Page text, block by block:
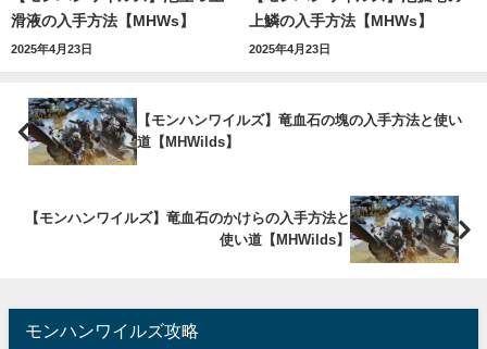
滑液の入手方法【MHWs】
2025年4月23日
上鱗の入手方法【MHWs】
2025年4月23日
【モンハンワイルズ】竜血石の塊の入手方法と使い
道【MHWilds】
【モンハンワイルズ】竜血石のかけらの入手方法と
使い道【MHWilds】
モンハンワイルズ攻略